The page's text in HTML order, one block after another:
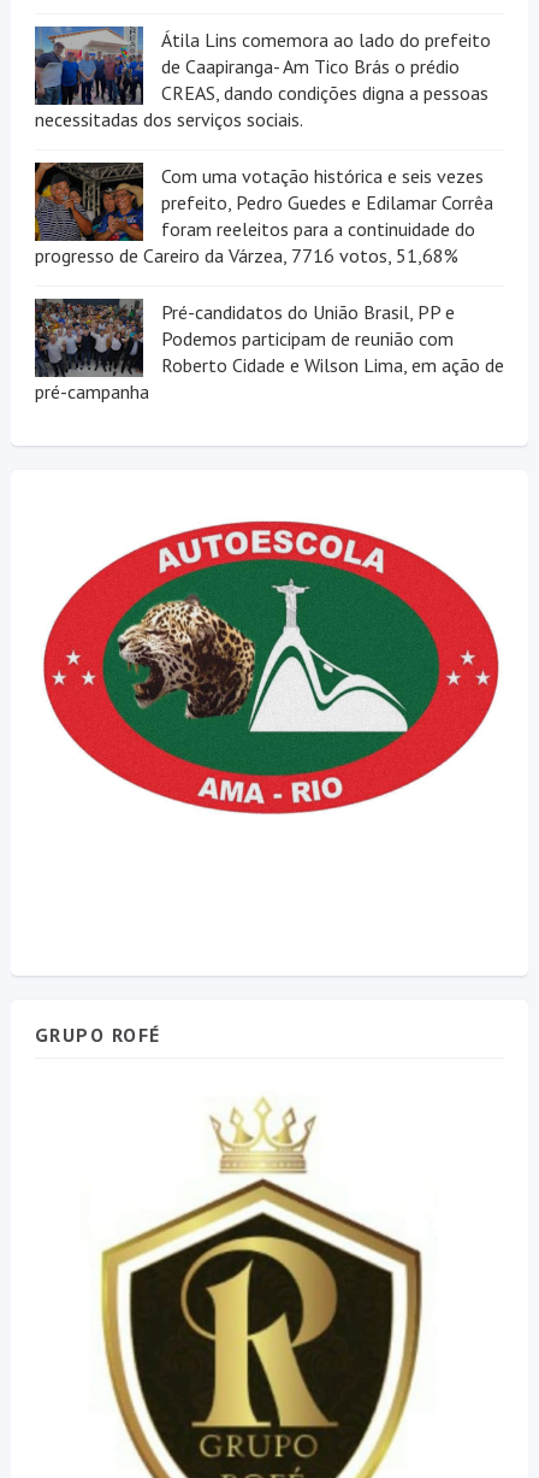
Átila Lins comemora ao lado do prefeito
de Caapiranga- Am Tico Brás o prédio
CREAS, dando condições digna a pessoas
necessitadas dos serviços sociais.
Com uma votação histórica e seis vezes
prefeito, Pedro Guedes e Edilamar Corrêa
foram reeleitos para a continuidade do
progresso de Careiro da Várzea, 7716 votos, 51,68%
Pré-candidatos do União Brasil, PP e
Podemos participam de reunião com
Roberto Cidade e Wilson Lima, em ação de
pré-campanha
GRUPO ROFÉ